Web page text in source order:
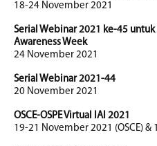
18-24 November 2021
Serial Webinar 2021 ke-45
Awareness Week
24 November 2021
Serial Webinar 2021-44
20 November 2021
OSCE-OSPE Virtual IAI 2021
19-21 November 2021 (OSCE) &